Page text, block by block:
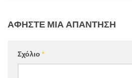
ΑΦΉΣΤΕ ΜΙΑ ΑΠΆΝΤΗΣΗ
Σχόλιο *